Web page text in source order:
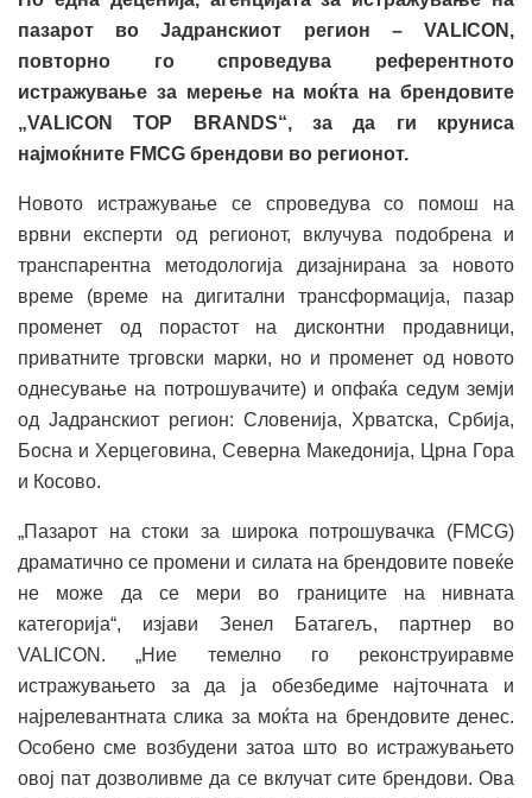
пазарот во Јадранскиот регион – VALICON,
повторно го спроведувa референтното
истражување за мерење на моќта на брендовите
„VALICON TOP BRANDS“, за да ги крунисa
најмоќните FMCG брендови во регионот.
Новото истражување се спроведува со помош на
врвни експерти од регионот, вклучува подобрена и
транспарентна методологија дизајнирана за новото
време (време на дигитални трансформација, пазар
променет од порастот на дисконтни продавници,
приватните трговски марки, но и променет од новото
однесување на потрошувачите) и опфаќа седум земји
од Јадранскиот регион: Словенија, Хрватска, Србија,
Босна и Херцеговина, Северна Македонија, Црна Гора
и Косово.
„Пазарот на стоки за широка потрошувачка (FMCG)
драматично се промени и силата на брендовите повеќе
не може да се мери во границите на нивната
категорија“, изјави Зенел Батагељ, партнер во
VALICON. „Ние темелно го реконструиравме
истражувањето за да ја обезбедиме најточната и
најрелевантната слика за моќта на брендовите денес.
Особено сме возбудени затоа што во истражувањето
овој пат дозволивме да се вклучат сите брендови. Ова